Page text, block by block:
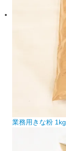
業務用きな粉 1kg